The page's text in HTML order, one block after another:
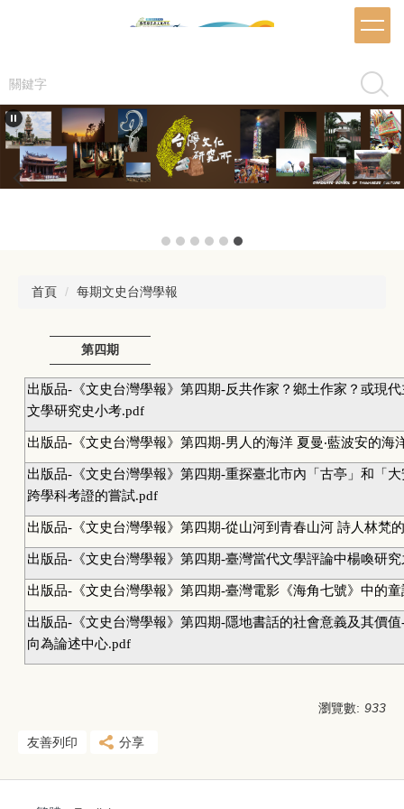
內
容
區
搜尋
首頁 每期文史台灣學報
第四期
出版品-《文史台灣學報》第四期-反共作家？鄉土作家？或現
文學研究史小考.pdf
出版品-《文史台灣學報》第四期-男人的海洋 夏曼‧藍波安的海
出版品-《文史台灣學報》第四期-重探臺北市內「古亭」和「
跨學科考證的嘗試.pdf
出版品-《文史台灣學報》第四期-從山河到青春山河 詩人林梵
出版品-《文史台灣學報》第四期-臺灣當代文學評論中楊喚研
出版品-《文史台灣學報》第四期-臺灣電影《海角七號》中的
出版品-《文史台灣學報》第四期-隱地書話的社會意義及其價
向為論述中心.pdf
瀏覽數: 933
友善列印 分享